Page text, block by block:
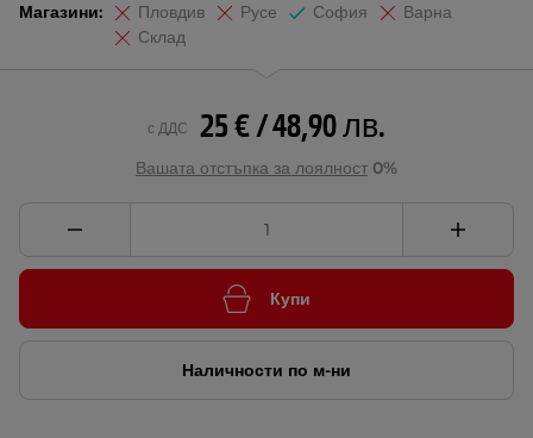
Магазини: Пловдив Русе София
Варна
Склад
25 € / 48,90 лв.
с ДДС
Вашата отстъпка за лоялност 0%
Купи
Наличности по м-ни